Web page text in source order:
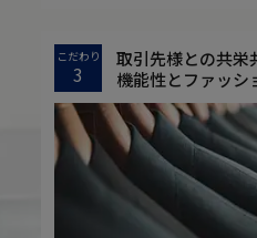
こだわり
3
取引先様との共栄
機能性とファッシ